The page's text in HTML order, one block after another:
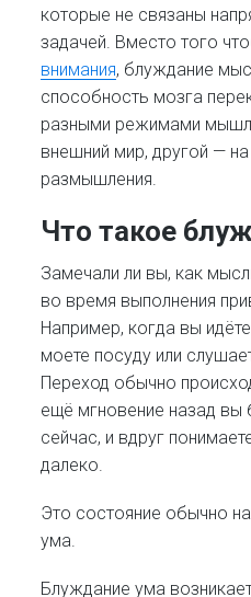
которые не связаны
задачей. Вместо того
внимания, блуждание
способность мозга
разными режимами
внешний мир, другой — на
размышления.
Что такое
Замечали ли вы, как
во время выполнения
Например, когда вы
моете посуду или
Переход обычно
ещё мгновение назад вы
сейчас, и вдруг
далеко.
Это состояние обычно
ума.
Блуждание ума